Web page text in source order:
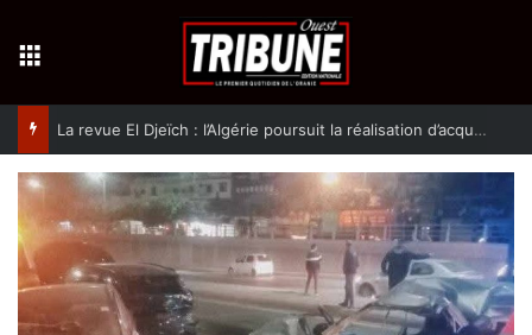
La revue El Djeïch : l’Algérie poursuit la réalisation d’acquis qualitatifs et historiques dans un climat de sécurité et de stabilité